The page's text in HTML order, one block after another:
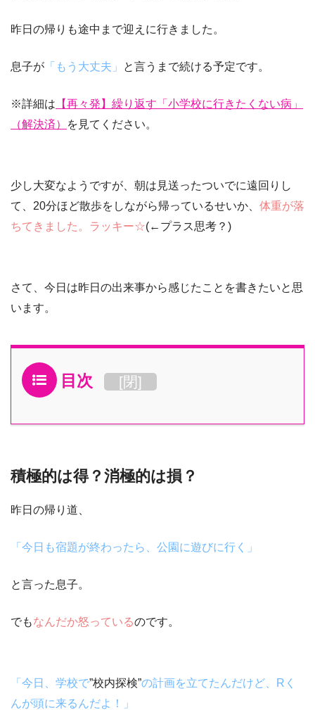
昨日の帰りも途中まで迎えに行きました。
息子が 「もう大丈夫」 と言うまで続ける予定です。
※詳細は 【再々発】繰り返す「小学校に行きたくない病」
（解決済）
を見てください。
少し大変なようですが、朝は見送ったついでに遠回りし
て、20分ほど散歩をしながら帰っているせいか、 体重が落
ちてきました。ラッキー☆(←プラス思考？)
さて、今日は昨日の出来事から感じたことを書きたいと思
います。
目次 [閉]
積極的は得？消極的は損？
昨日の帰り道、
「今日も宿題が終わったら、公園に遊びに行く」
と言った息子。
でもなんだか怒っているのです。
「今日、学校で”校内探検”の計画を立てたんだけど、Rく
んが頭に来るんだよ！」